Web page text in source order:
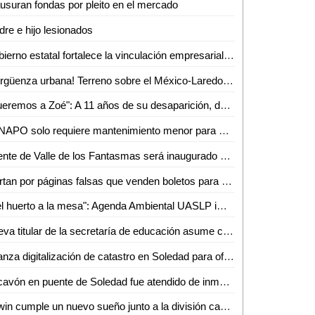
fondas por pleito en el mercado
e hijo lesionados
Gobierno estatal fortalece la vinculación empresarial en el bajío
¡Vergüenza urbana! Terreno sobre el México-Laredo recibe basura a plena vista de todos
"Queremos a Zoé": A 11 años de su desaparición, denuncian omisiones y olvido en el caso
FENAPO solo requiere mantenimiento menor para estar lista en agosto: Seduvop
Puente de Valle de los Fantasmas será inaugurado el 25 de julio previo a la FENAPO 2026
Alertan por páginas falsas que venden boletos para conciertos de la FENAPO
"Del huerto a la mesa": Agenda Ambiental UASLP imparte talleres de sustentabilidad y alimentación consciente
Nueva titular de la secretaría de educación asume con responsabilidad y compromiso
Avanza digitalización de catastro en Soledad para ofrecer trámites más rápidos a la ciudadanía
Socavón en puente de Soledad fue atendido de inmediato y no representa riesgo: SEDUVOP
Edwin cumple un nuevo sueño junto a la división caminos de la Guardia Civil estatal